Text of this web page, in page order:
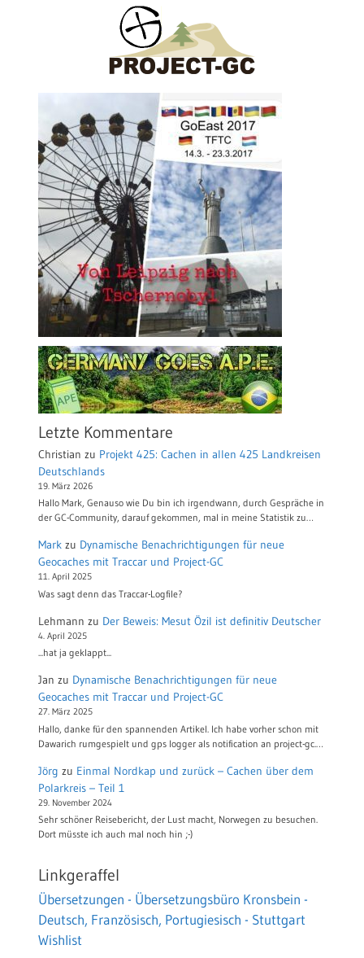
Letzte Kommentare
Christian zu Projekt 425: Cachen in allen 425 Landkreisen
Deutschlands
19. März 2026
Hallo Mark, Genauso wie Du bin ich irgendwann, durch Gespräche in
der GC-Community, darauf gekommen, mal in meine Statistik zu…
Mark zu Dynamische Benachrichtigungen für neue
Geocaches mit Traccar und Project-GC
11. April 2025
Was sagt denn das Traccar-Logfile?
Lehmann zu Der Beweis: Mesut Özil ist definitiv Deutscher
4. April 2025
...hat ja geklappt...
Jan zu Dynamische Benachrichtigungen für neue
Geocaches mit Traccar und Project-GC
27. März 2025
Hallo, danke für den spannenden Artikel. Ich habe vorher schon mit
Dawarich rumgespielt und gps logger als notification an project-gc.…
Jörg zu Einmal Nordkap und zurück – Cachen über dem
Polarkreis – Teil 1
29. November 2024
Sehr schöner Reisebericht, der Lust macht, Norwegen zu besuchen.
Dort müsste ich auch mal noch hin ;-)
Linkgeraffel
Übersetzungen - Übersetzungsbüro Kronsbein -
Deutsch, Französisch, Portugiesisch - Stuttgart
Wishlist